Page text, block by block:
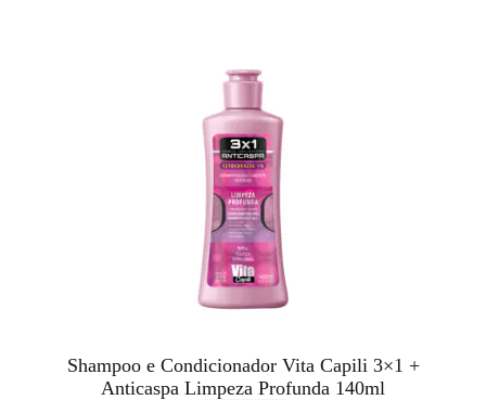
Shampoo e Condicionador Vita Capili 3×1 +
Anticaspa Limpeza Profunda 140ml